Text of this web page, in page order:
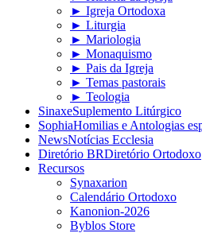
► Igreja Ortodoxa
► Liturgia
► Mariologia
► Monaquismo
► Pais da Igreja
► Temas pastorais
► Teologia
SinaxeSuplemento Litúrgico
SophiaHomilias e Antologias
NewsNotícias Ecclesia
Diretório BRDiretório Ortodoxo
Recursos
Synaxarion
Calendário Ortodoxo
Kanonion-2026
Byblos Store